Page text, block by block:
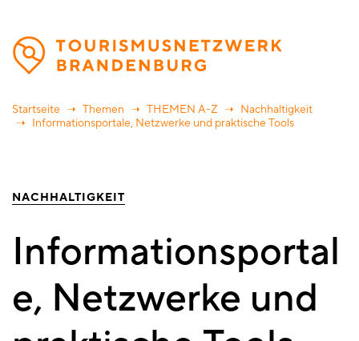
Direkt
zum
Inhalt
Startseite Themen THEMEN A-Z
Nachhaltigkeit
Informationsportale, Netzwerke und praktische Tools
NACHHALTIGKEIT
Informationsportal
e, Netzwerke und